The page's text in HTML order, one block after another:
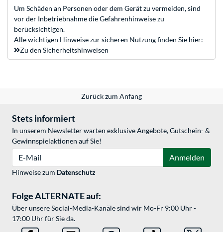
Um Schäden an Personen oder dem Gerät zu vermeiden, sind
vor der Inbetriebnahme die Gefahrenhinweise zu
berücksichtigen.
Alle wichtigen Hinweise zur sicheren Nutzung finden Sie hier:
Zu den Sicherheitshinweisen
Zurück zum Anfang
Stets informiert
In unserem Newsletter warten exklusive Angebote, Gutschein- &
Gewinnspielaktionen auf Sie!
Anmelden
Hinweise zum Datenschutz
Folge ALTERNATE auf:
Über unsere Social-Media-Kanäle sind wir Mo-Fr 9:00 Uhr -
17:00 Uhr für Sie da.